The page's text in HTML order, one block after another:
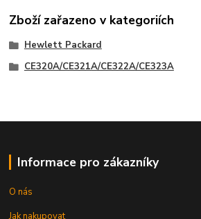
Zboží zařazeno v kategoriích
Hewlett Packard
CE320A/CE321A/CE322A/CE323A
Informace pro zákazníky
O nás
Jak nakupovat